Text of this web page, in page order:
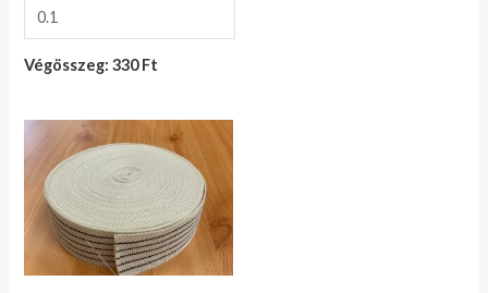
Végösszeg: 330 Ft